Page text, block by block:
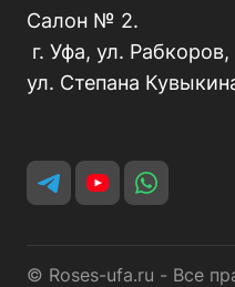
Салон № 2.
г. Уфа, ул.
ул. Степана
© Roses-ufa.ru - Все